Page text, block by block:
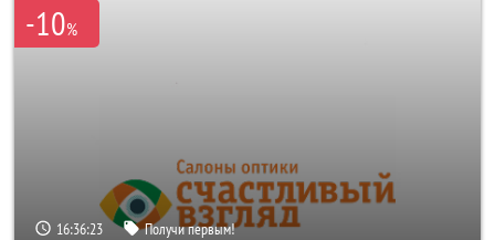
-10%
16:36:20 Получи первым!